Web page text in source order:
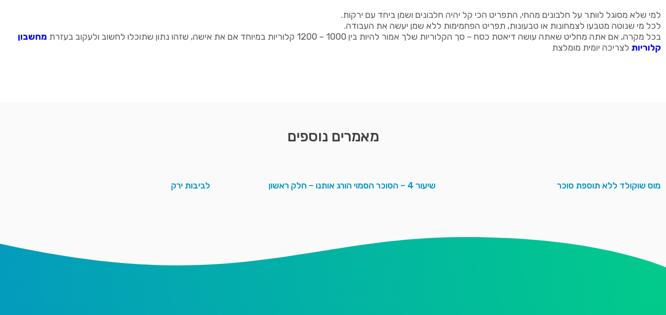
למי שלא מסוגל לוותר על חלבונים מהחי, התפריט הכי קל יהיה חלבונים ושמן ביחד עם ירקות.
לכל מי שנוטה מטבעו לצמחונות או טבעונות, תפריט הפחמימות ללא שמן יעשה את העבודה.
בכל מקרה, אם אתה מחליט שאתה עושה דיאטת כסח – סך הקלוריות שלך אמור להיות בין 1000 – 1200 קלוריות במיוחד אם את אישה, שזהו נתון שתוכלו לחשוב ולעקוב בעזרת
מחשבון
קלוריות לצריכה יומית מומלצת
מאמרים נוספים
מוס שוקולד ללא תוספת סוכר שיעור 4 – הסוכר הסמוי הורג אותנו – חלק ראשון לביבות ירק